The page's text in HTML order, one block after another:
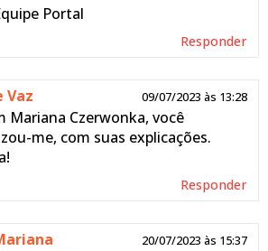
Czerwonka
Bruno
passou em todas as
Portal
Responder
Vaz 09/07/2023 às 13:28
Mariana Czerwonka, você
me, com suas explicações.
Responder
20/07/2023 às 15:37